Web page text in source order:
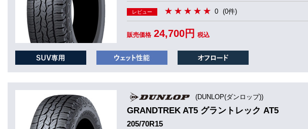
レビュー 0 (0件)
販売価格 24,700円 税込
(DUNLOP(ダンロップ))
GRANDTREK AT5 グラントレック AT5
205/70R15